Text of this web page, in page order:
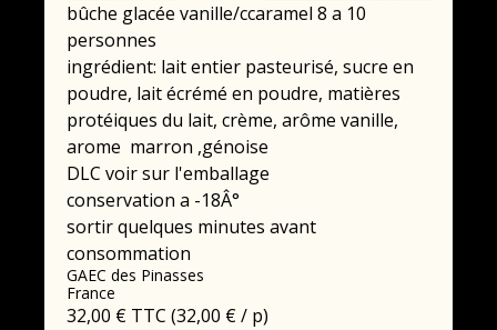
bûche glacée vanille/ccaramel 8 a 10
personnes
ingrédient: lait entier pasteurisé, sucre en
poudre, lait écrémé en poudre, matières
protéiques du lait, crème, arôme vanille,
arome marron ,génoise
DLC voir sur l'emballage
conservation a -18Â°
sortir quelques minutes avant
consommation
GAEC des Pinasses
France
32,00 € TTC (32,00 € / p)